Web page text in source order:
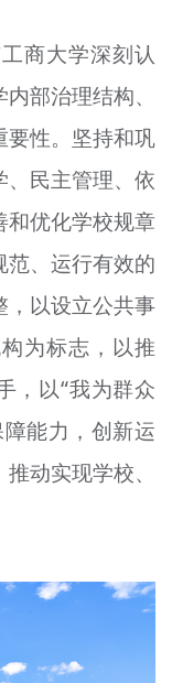
商大学深刻认
部治理结构、
要性。坚持和巩
、民主管理、依
和优化学校规章
、运行有效的
，以设立公共事
为标志，以推
，以“我为群众
能力，创新运
动实现学校、